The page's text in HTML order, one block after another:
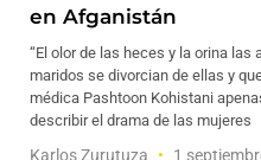
en Afganistán
“El olor de las heces y la orina
maridos se divorcian de ellas y
médica Pashtoon Kohistani
describir el drama de las mujeres
Karlos Zurutuza 1